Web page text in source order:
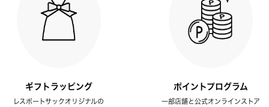
ギフトラッピング
レスポートサックオリジナルの
ポイントプログラム
一部店舗と公式オンラインストア